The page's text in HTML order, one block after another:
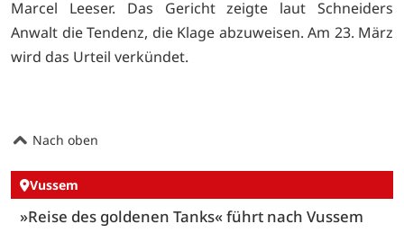
Marcel Leeser. Das Gericht zeigte laut Schneiders
Anwalt die Tendenz, die Klage abzuweisen. Am 23. März
wird das Urteil verkündet.
Nach oben
Vussem
»Reise des goldenen Tanks« führt nach Vussem